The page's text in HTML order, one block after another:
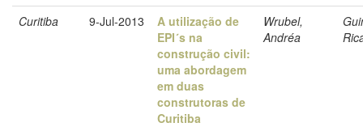
Curitiba 9-Jul-2013
A utilização de
EPI´s na
construção civil:
uma abordagem
em duas
construtoras de
Curitiba
Wrubel,
Andréa